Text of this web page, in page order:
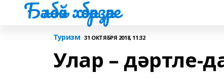
Бәләбәй хәбәрҙәре
Туризм 31 ОКТЯБРЯ 2018, 11:32
Улар – дәртле-